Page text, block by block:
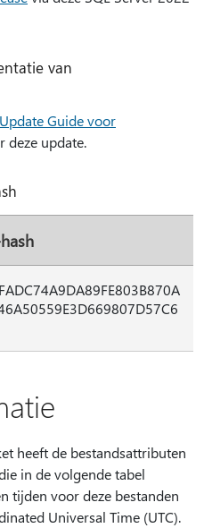
van
Guide voor
deze update.
heeft de bestandsattributen
in de volgende tabel
tijden voor deze bestanden
Universal Time (UTC).